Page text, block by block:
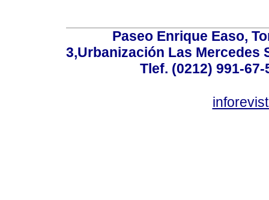
Paseo Enrique Easo,
3,Urbanización Las Mercedes
Tlef. (0212) 991-